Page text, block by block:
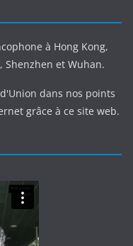
à Hong Kong,
Shenzhen et Wuhan.
dans nos points
grâce à ce site web.